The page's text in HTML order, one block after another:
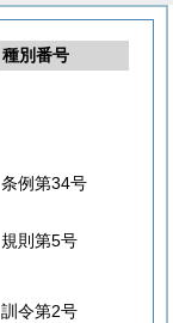
種別番号
条例第34号
規則第5号
訓令第2号